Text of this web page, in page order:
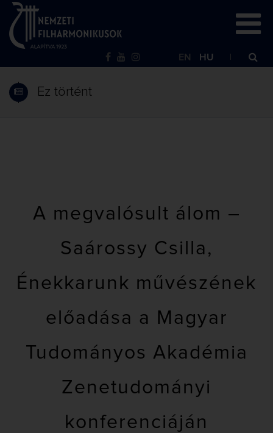
EN HU
Ez történt
A megvalósult álom –
Saárossy Csilla,
Énekkarunk művészének
előadása a Magyar
Tudományos Akadémia
Zenetudományi
konferenciáján